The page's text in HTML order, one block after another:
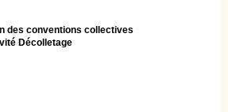
des conventions collectives
Décolletage